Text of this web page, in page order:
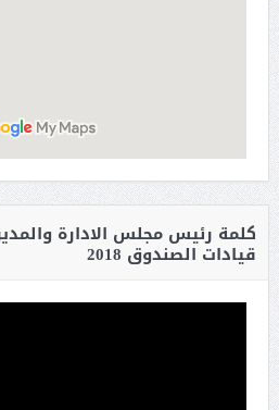
كلمة رئيس مجلس الادارة
قيادات الصندوق 2018